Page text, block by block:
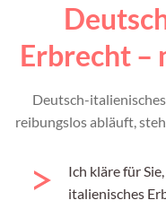
Erbrecht –
Deutsch-
reibungslos abläuft,
Ich kläre für
italienisches